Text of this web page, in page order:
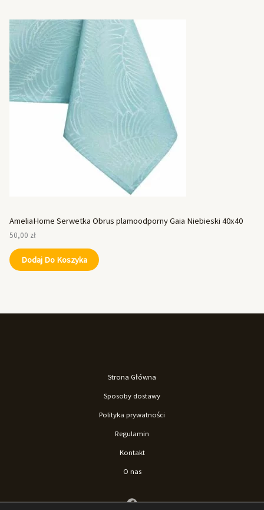
AmeliaHome Serwetka Obrus plamoodporny Gaia Niebieski 40x40
50,00 zł
Dodaj Do Koszyka
Strona Główna
Sposoby dostawy
Polityka prywatności
Regulamin
Kontakt
O nas